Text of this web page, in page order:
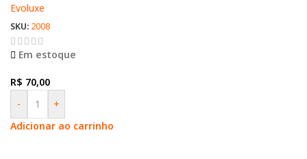
Evoluxe
SKU: 2008
Em estoque
R$ 70,00
-
+
Adicionar ao carrinho